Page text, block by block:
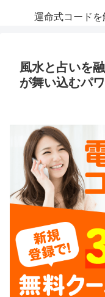
運命式コード
風水と占いを
が舞い込むパ